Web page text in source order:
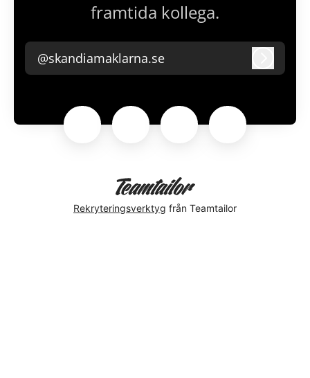
framtida kollega.
@skandiamaklarna.se
Rekryteringsverktyg från Teamtailor